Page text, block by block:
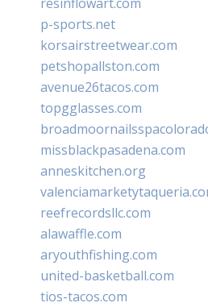
p-sports.net
korsairstreetwear.com
petshopallston.com
avenue26tacos.com
topgglasses.com
missblackpasadena.com
anneskitchen.org
reefrecordsllc.com
alawaffle.com
aryouthfishing.com
united-basketball.com
tios-tacos.com